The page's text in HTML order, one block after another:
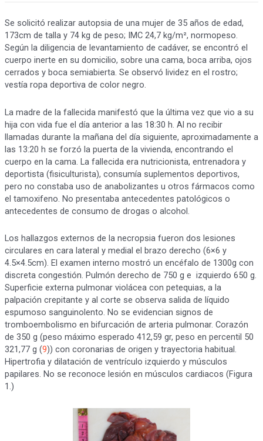
Se solicitó realizar autopsia de una mujer de 35 años de edad,
173cm de talla y 74 kg de peso; IMC 24,7 kg/m², normopeso.
Según la diligencia de levantamiento de cadáver, se encontró el
cuerpo inerte en su domicilio, sobre una cama, boca arriba, ojos
cerrados y boca semiabierta. Se observó lividez en el rostro;
vestía ropa deportiva de color negro.
La madre de la fallecida manifestó que la última vez que vio a su
hija con vida fue el día anterior a las 18:30 h. Al no recibir
llamadas durante la mañana del día siguiente, aproximadamente a
las 13:20 h se forzó la puerta de la vivienda, encontrando el
cuerpo en la cama. La fallecida era nutricionista, entrenadora y
deportista (fisiculturista), consumía suplementos deportivos,
pero no constaba uso de anabolizantes u otros fármacos como
el tamoxifeno. No presentaba antecedentes patológicos o
antecedentes de consumo de drogas o alcohol.
Los hallazgos externos de la necropsia fueron dos lesiones
circulares en cara lateral y medial el brazo derecho (6×6 y
4.5×4.5cm). El examen interno mostró un encéfalo de 1300g con
discreta congestión. Pulmón derecho de 750 g e izquierdo 650 g.
Superficie externa pulmonar violácea con petequias, a la
palpación crepitante y al corte se observa salida de líquido
espumoso sanguinolento. No se evidencian signos de
tromboembolismo en bifurcación de arteria pulmonar. Corazón
de 350 g (peso máximo esperado 412,59 gr, peso en percentil 50
321,77 g (9)) con coronarias de origen y trayectoria habitual.
Hipertrofia y dilatación de ventrículo izquierdo y músculos
papilares. No se reconoce lesión en músculos cardiacos (Figura
1.)